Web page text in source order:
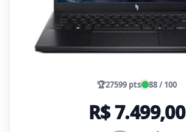
🏆27599 pts 88 / 100
R$ 7.499,00